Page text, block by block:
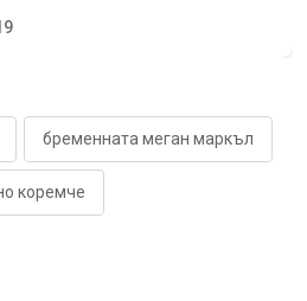
бременната меган маркъл
коремче